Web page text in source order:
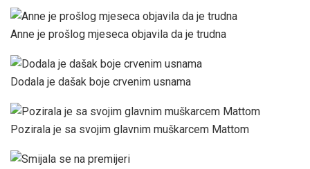
Anne je prošlog mjeseca objavila da je trudna
Dodala je dašak boje crvenim usnama
Pozirala je sa svojim glavnim muškarcem Mattom